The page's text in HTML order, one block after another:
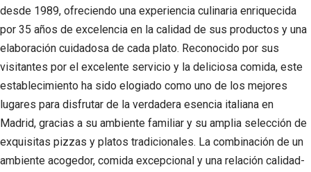
desde 1989, ofreciendo una experiencia culinaria enriquecida
por 35 años de excelencia en la calidad de sus productos y una
elaboración cuidadosa de cada plato. Reconocido por sus
visitantes por el excelente servicio y la deliciosa comida, este
establecimiento ha sido elogiado como uno de los mejores
lugares para disfrutar de la verdadera esencia italiana en
Madrid, gracias a su ambiente familiar y su amplia selección de
exquisitas pizzas y platos tradicionales. La combinación de un
ambiente acogedor, comida excepcional y una relación calidad-